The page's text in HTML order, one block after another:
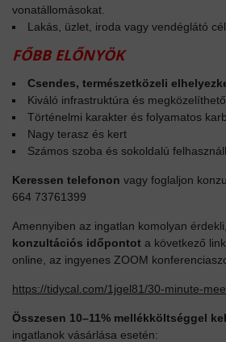
vonatállomásokat.
Lakás, üzlet, iroda vagy vendéglátó
FŐBB ELŐNYÖK
Csendes, természetközeli
Kiváló infrastruktúra és
Történelmi karakter és folyamatos
Nagy terasz és kert
Számos szoba és sokoldalú
Keressen telefonon vagy foglaljon
664 73761399
Amennyiben az ingatlan komolyan érdekli,
konzultációs időpontot a következő
online, az ingyenes ZOOM
https://tidycal.com/1jgel81/30-minute-
Összesen 10–11% mellékköltséggel
ingatlanok vásárlása esetén: